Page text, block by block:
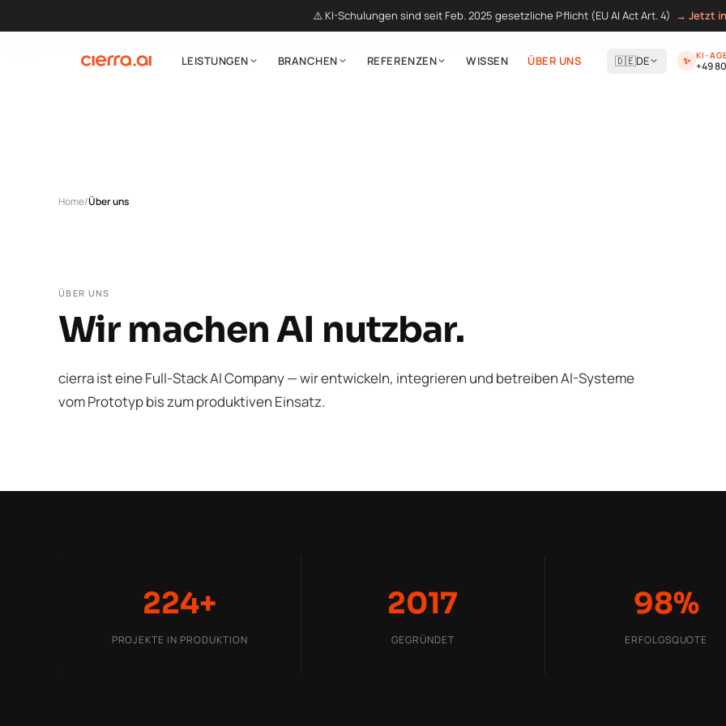
⚠️ KI-Schulungen sind seit Feb. 2025 gesetzliche Pflicht (EU AI Act Art. 4) → Jetzt
LEISTUNGEN BRANCHEN REFERENZEN WISSEN ÜBER UNS 🇩🇪DE ✨ KI-
+49
Home/Über uns
ÜBER UNS
Wir machen AI nutzbar.
cierra ist eine Full-Stack AI Company — wir entwickeln, integrieren und betreiben AI-Systeme
vom Prototyp bis zum produktiven Einsatz.
224+
PROJEKTE IN PRODUKTION
2017
GEGRÜNDET
98%
ERFOLGSQUOTE